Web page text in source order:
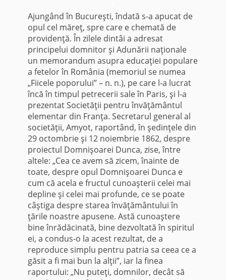
Ajungând în Bucureşti, îndată s-a apucat de
opul cel măreţ, spre care e chemată de
providenţă. În zilele dintâi a adresat
principelui domnitor şi Adunării naţionale
un memorandum asupra educaţiei populare
a fetelor în România (memoriul se numea
„Fiicele poporului” – n. n.), pe care l-a lucrat
încă în timpul petrecerii sale în Paris, şi l-a
prezentat Societăţii pentru învăţământul
elementar din Franţa. Secretarul general al
societăţii, Amyot, raportând, în şedinţele din
29 octombrie şi 12 noiembrie 1862, despre
proiectul Domnişoarei Dunca, zise, între
altele: „Cea ce avem să zicem, înainte de
toate, despre opul Domnişoarei Dunca e
cum că acela e fructul cunoaşterii celei mai
depline şi celei mai profunde, ce se poate
câştiga despre starea învăţământului în
ţările noastre apusene. Astă cunoaştere
bine înrădăcinată, bine dezvoltată în spiritul
ei, a condus-o la acest rezultat, de a
reproduce simplu pentru patria sa ceea ce a
găsit a fi mai bun la alţii”, iar la finea
raportului: „Nu puteţi, domnilor, decât să